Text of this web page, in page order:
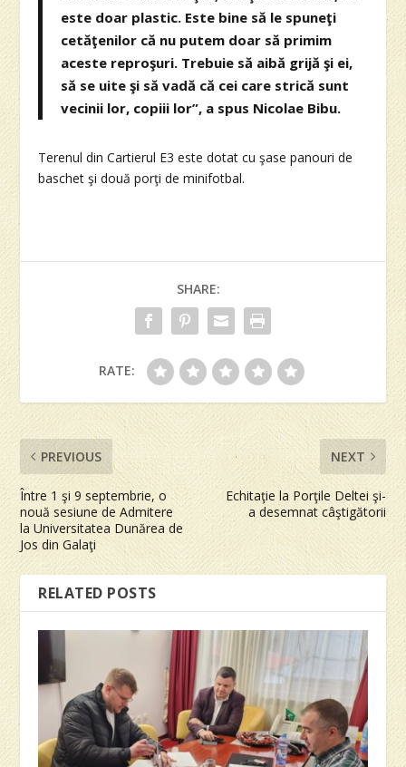
este doar plastic. Este bine să le spuneţi
cetăţenilor că nu putem doar să primim
aceste reproşuri. Trebuie să aibă grijă şi ei,
să se uite şi să vadă că cei care strică sunt
vecinii lor, copiii lor”, a spus Nicolae Bibu.
Terenul din Cartierul E3 este dotat cu şase panouri de
baschet şi două porţi de minifotbal.
SHARE:
RATE:
PREVIOUS
Între 1 şi 9 septembrie, o
nouă sesiune de Admitere
la Universitatea Dunărea de
Jos din Galaţi
NEXT
Echitaţie la Porţile Deltei şi-
a desemnat câştigătorii
RELATED POSTS